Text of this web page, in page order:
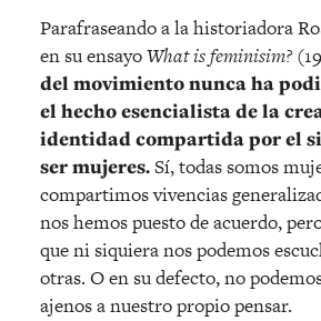
Parafraseando a la historiadora
en su ensayoWhat is feminisim?
del movimiento nunca ha
el hecho esencialista de la
identidad compartida por el
ser mujeres.Sí, todas somos
compartimos vivencias
nos hemos puesto de acuerdo,
que ni siquiera nos podemos
otras. O en su defecto, no
ajenos a nuestro propio pensar.